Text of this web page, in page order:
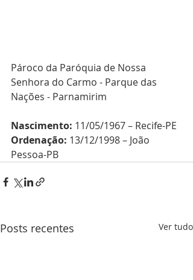
Pároco da Paróquia de Nossa
Senhora do Carmo - Parque das
Nações - Parnamirim
Nascimento: 11/05/1967 – Recife-PE
Ordenação: 13/12/1998 – João
Pessoa-PB
Posts recentes Ver tudo